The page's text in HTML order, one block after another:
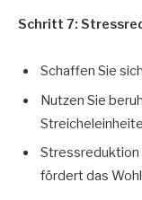
Schritt 7:
Schaffen Sie
Nutzen Sie
fördert das